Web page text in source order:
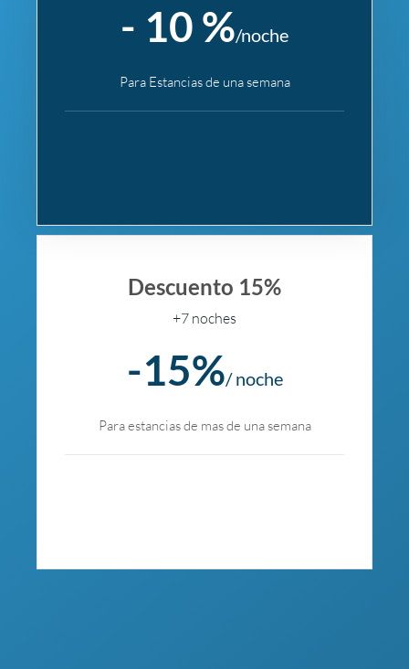
- 10 %/noche
Para Estancias de una semana
Descuento 15%
+7 noches
-15%/ noche
Para estancias de mas de una semana